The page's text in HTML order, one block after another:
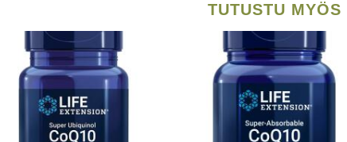
TUTUSTU MYÖS